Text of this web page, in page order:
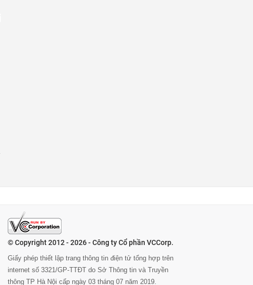
© Copyright 2012 - 2026 - Công ty Cổ phần VCCorp.
Giấy phép thiết lập trang thông tin điện tử tổng hợp trên
internet số 3321/GP-TTĐT do Sở Thông tin và Truyền
thông TP Hà Nội cấp ngày 03 tháng 07 năm 2019.